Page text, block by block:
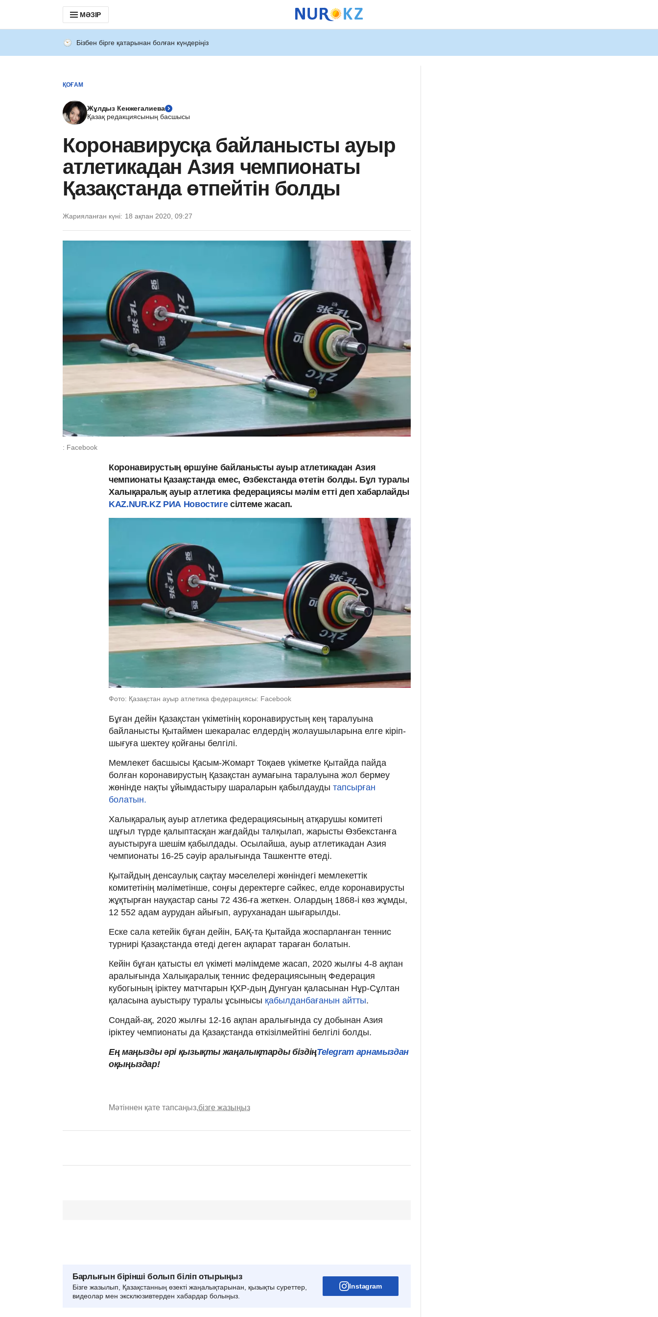
МӘЗІР
Бізбен бірге қатарынан болған күндеріңіз
ҚОҒАМ
Жұлдыз Кенжегалиева
Қазақ редакциясының басшысы
Коронавирусқа байланысты ауыр
атлетикадан Азия чемпионаты
Қазақстанда өтпейтін болды
Жарияланған күні: 18 ақпан 2020, 09:27
: Facebook
Коронавирустың өршуіне байланысты ауыр атлетикадан Азия
чемпионаты Қазақстанда емес, Өзбекстанда өтетін болды. Бұл туралы
Халықаралық ауыр атлетика федерациясы мәлім етті деп хабарлайды
KAZ.NUR.KZ РИА Новостигесілтеме жасап.
Фото: Қазақстан ауыр атлетика федерациясы: Facebook
Бұған дейін Қазақстан үкіметінің коронавирустың кең таралуына
байланысты Қытаймен шекаралас елдердің жолаушыларына елге кіріп-
шығуға шектеу қойғаны белгілі.
Мемлекет басшысы Қасым-Жомарт Тоқаев үкіметке Қытайда пайда
болған коронавирустың Қазақстан аумағына таралуына жол бермеу
жөнінде нақты ұйымдастыру шараларын қабылдауды тапсырған
болатын.
Халықаралық ауыр атлетика федерациясының атқарушы комитеті
шұғыл түрде қалыптасқан жағдайды талқылап, жарысты Өзбекстанға
ауыстыруға шешім қабылдады. Осылайша, ауыр атлетикадан Азия
чемпионаты 16-25 сәуір аралығында Ташкентте өтеді.
Қытайдың денсаулық сақтау мәселелері жөніндегі мемлекеттік
комитетінің мәліметінше, соңғы деректерге сәйкес, елде коронавирусты
жұқтырған науқастар саны 72 436-ға жеткен. Олардың 1868-і көз жұмды,
12 552 адам аурудан айығып, ауруханадан шығарылды.
Еске сала кетейік бұған дейін, БАҚ-та Қытайда жоспарланған теннис
турнирі Қазақстанда өтеді деген ақпарат тараған болатын.
Кейін бұған қатысты ел үкіметі мәлімдеме жасап, 2020 жылғы 4-8 ақпан
аралығында Халықаралық теннис федерациясының Федерация
кубогының іріктеу матчтарын ҚХР-дың Дунгуан қаласынан Нұр-Сұлтан
қаласына ауыстыру туралы ұсынысы қабылданбағанын айтты.
Сондай-ақ, 2020 жылғы 12-16 ақпан аралығында су добынан Азия
іріктеу чемпионаты да Қазақстанда өткізілмейтіні белгілі болды.
Ең маңызды әрі қызықты жаңалықтарды біздіңTelegram арнамыздан
оқыңыздар!
Мәтіннен қате тапсаңыз,бізге жазыңыз
Барлығын бірінші болып біліп отырыңыз
Бізге жазылып, Қазақстанның өзекті жаңалықтарынан, қызықты суреттер,
видеолар мен эксклюзивтерден хабардар болыңыз.
Instagram